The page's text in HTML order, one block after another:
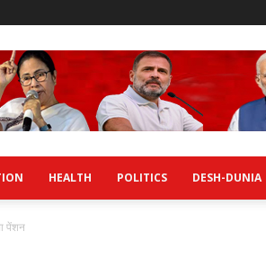
HEALTH POLITICS DESH-DUNIA
पेंशन